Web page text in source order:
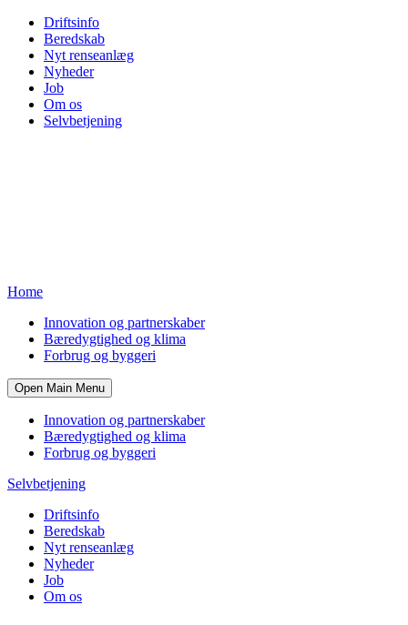
Driftsinfo
Beredskab
Nyt renseanlæg
Nyheder
Job
Om os
Selvbetjening
Home
Innovation og partnerskaber
Bæredygtighed og klima
Forbrug og byggeri
Open Main Menu
Innovation og partnerskaber
Bæredygtighed og klima
Forbrug og byggeri
Selvbetjening
Driftsinfo
Beredskab
Nyt renseanlæg
Nyheder
Job
Om os